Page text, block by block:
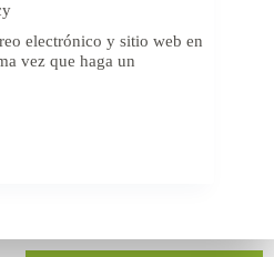
electrónico y sitio web en
vez que haga un